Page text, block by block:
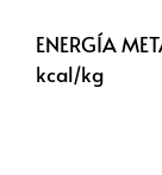
ENERGÍA
kcal/kg